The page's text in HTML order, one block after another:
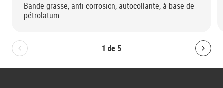
1 de5
Bolton.General.PreviousSlide
Bande grasse, anti corrosion, autocollante, à base de
pétrolatum